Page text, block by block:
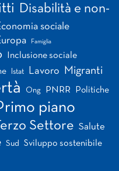
Disabilità e non-
sociale
Famiglia
Inclusione sociale
Istat Lavoro Migranti
Ong PNRR Politiche
piano
Settore Salute
Sud Sviluppo sostenibile